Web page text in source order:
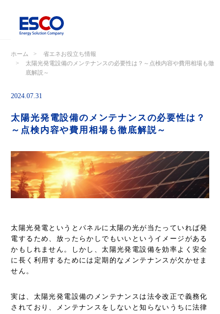
ホーム
省エネお役立ち情報
太陽光発電設備のメンテナンスの必要性は？～点検内容や費用相場も徹
底解説～
2024.07.31
太陽光発電設備のメンテナンスの必要性は？
～点検内容や費用相場も徹底解説～
太陽光発電というとパネルに太陽の光が当たっていれば発
電するため、放ったらかしでもいいというイメージがある
かもしれません。しかし、太陽光発電設備を効率よく安全
に長く利用するためには定期的なメンテナンスが欠かせま
せん。
実は、太陽光発電設備のメンテナンスは法令改正で義務化
されており、メンテナンスをしないと知らないうちに法律